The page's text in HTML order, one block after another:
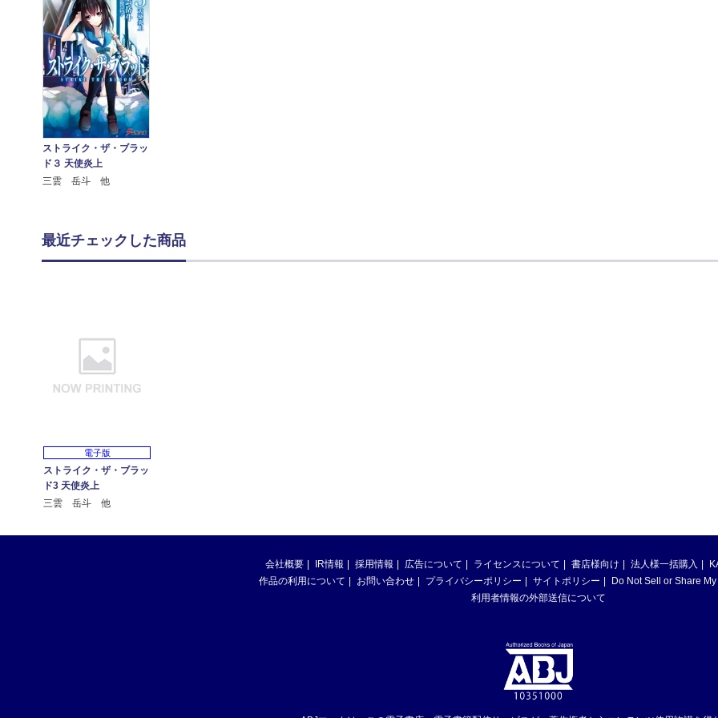
ストライク・ザ・ブラッ
ド３ 天使炎上
三雲 岳斗 他
最近チェックした商品
電子版
ストライク・ザ・ブラッ
ド3 天使炎上
三雲 岳斗 他
会社概要 IR情報 採用情報 広告について ライセンスについて 書店様向け 法人様一括購入
作品の利用について
お問い合わせ プライバシーポリシー サイトポリシー
Do Not Sell or Share
利用者情報の外部送信について